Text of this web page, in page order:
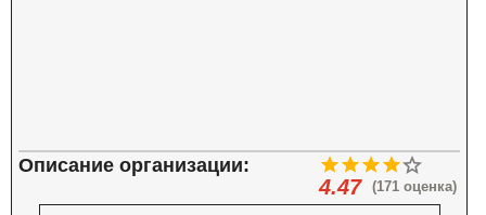
(171 оценка)
4.47
Описание организации: